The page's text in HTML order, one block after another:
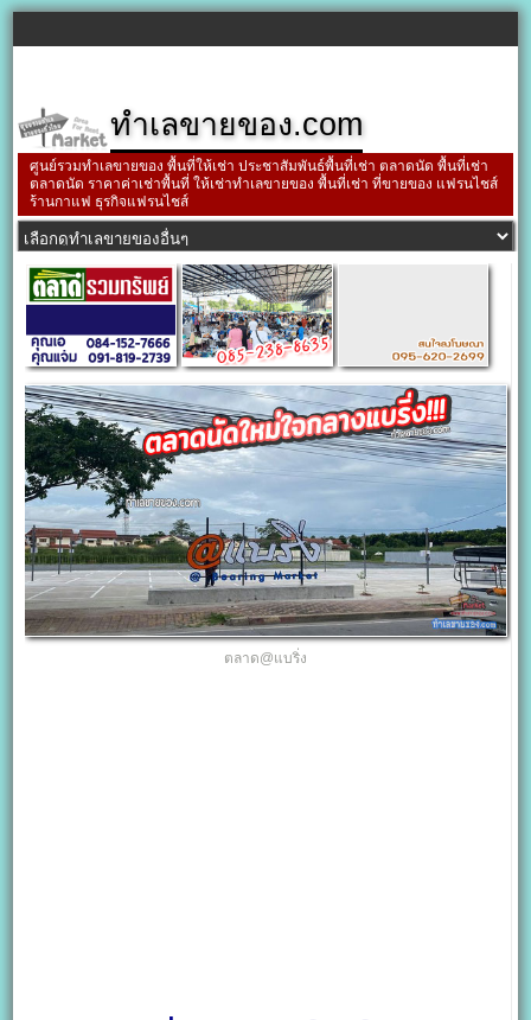
ทำเลขายของ.com
ศูนย์รวมทำเลขายของ พื้นที่ให้เช่า ประชาสัมพันธ์พื้นที่เช่า ตลาดนัด พื้นที่เช่า
ตลาดนัด ราคาค่าเช่าพื้นที่ ให้เช่าทำเลขายของ พื้นที่เช่า ที่ขายของ แฟรนไชส์
ร้านกาแฟ ธุรกิจแฟรนไชส์
ตลาด@แบริ่ง